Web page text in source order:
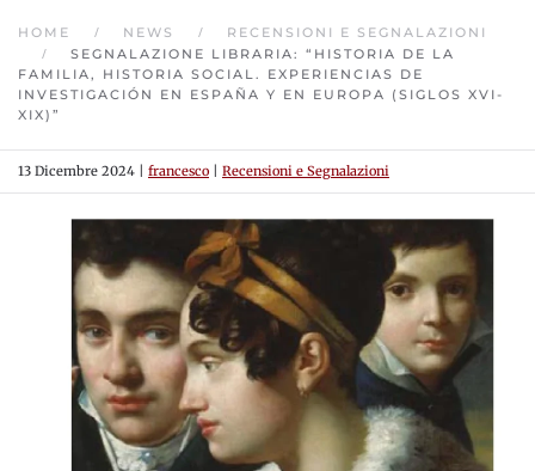
HOME NEWS
RECENSIONI E SEGNALAZIONI
SEGNALAZIONE LIBRARIA: “HISTORIA DE LA
FAMILIA, HISTORIA SOCIAL. EXPERIENCIAS DE
INVESTIGACIÓN EN ESPAÑA Y EN EUROPA (SIGLOS XVI-
XIX)”
13 Dicembre 2024 francesco Recensioni e Segnalazioni